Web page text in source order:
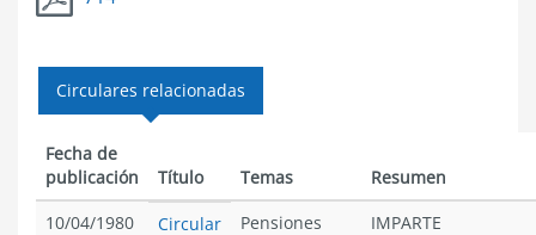
Circulares relacionadas
Fecha de
publicación
Título Temas
Resumen
10/04/1980
Circular
Pensiones
IMPARTE